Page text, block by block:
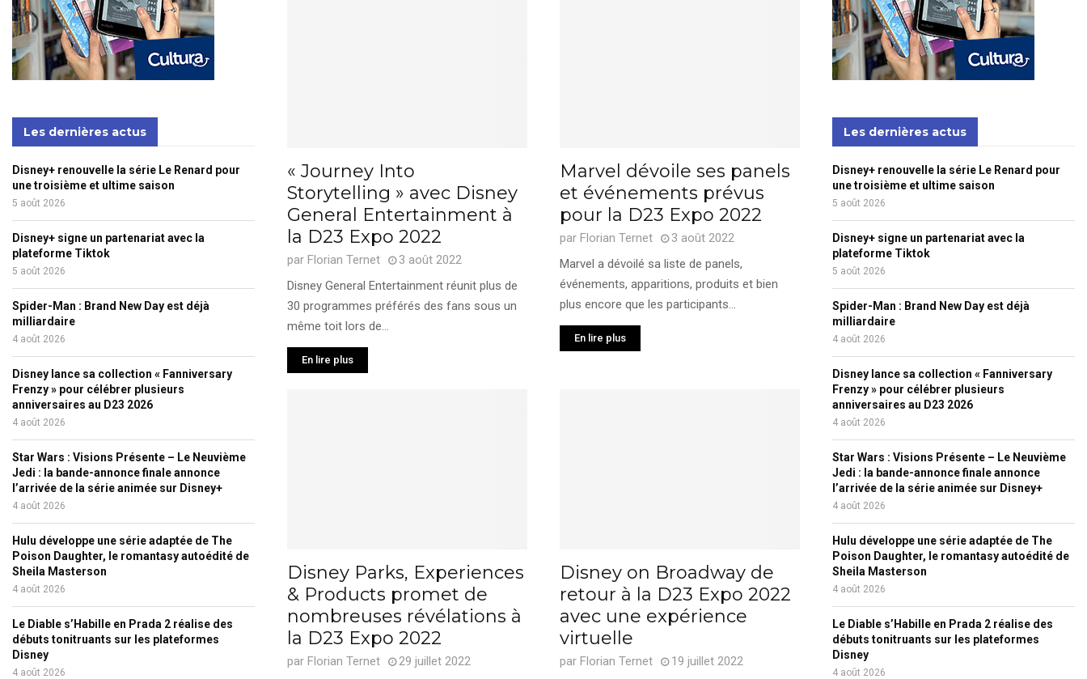
« Journey Into
Storytelling » avec Disney
General Entertainment à
la D23 Expo 2022
par Florian Ternet
3 août 2022
Disney General Entertainment réunit plus de
30 programmes préférés des fans sous un
même toit lors de...
En lire plus
Marvel dévoile ses panels
et événements prévus
pour la D23 Expo 2022
par Florian Ternet
3 août 2022
Marvel a dévoilé sa liste de panels,
événements, apparitions, produits et bien
plus encore que les participants...
En lire plus
Disney Parks, Experiences
& Products promet de
nombreuses révélations à
la D23 Expo 2022
par Florian Ternet
29 juillet 2022
Disney on Broadway de
retour à la D23 Expo 2022
avec une expérience
virtuelle
par Florian Ternet
19 juillet 2022
Les dernières actus
Disney+ renouvelle la série Le Renard pour
une troisième et ultime saison
5 août 2026
Disney+ signe un partenariat avec la
plateforme Tiktok
5 août 2026
Spider-Man : Brand New Day est déjà
milliardaire
4 août 2026
Disney lance sa collection « Fanniversary
Frenzy » pour célébrer plusieurs
anniversaires au D23 2026
4 août 2026
Star Wars : Visions Présente – Le Neuvième
Jedi : la bande-annonce finale annonce
l’arrivée de la série animée sur Disney+
4 août 2026
Hulu développe une série adaptée de The
Poison Daughter, le romantasy autoédité de
Sheila Masterson
4 août 2026
Le Diable s’Habille en Prada 2 réalise des
débuts tonitruants sur les plateformes
Disney
4 août 2026
Les dernières actus
Disney+ renouvelle la série Le Renard pour
une troisième et ultime saison
5 août 2026
Disney+ signe un partenariat avec la
plateforme Tiktok
5 août 2026
Spider-Man : Brand New Day est déjà
milliardaire
4 août 2026
Disney lance sa collection « Fanniversary
Frenzy » pour célébrer plusieurs
anniversaires au D23 2026
4 août 2026
Star Wars : Visions Présente – Le Neuvième
Jedi : la bande-annonce finale annonce
l’arrivée de la série animée sur Disney+
4 août 2026
Hulu développe une série adaptée de The
Poison Daughter, le romantasy autoédité de
Sheila Masterson
4 août 2026
Le Diable s’Habille en Prada 2 réalise des
débuts tonitruants sur les plateformes
Disney
4 août 2026